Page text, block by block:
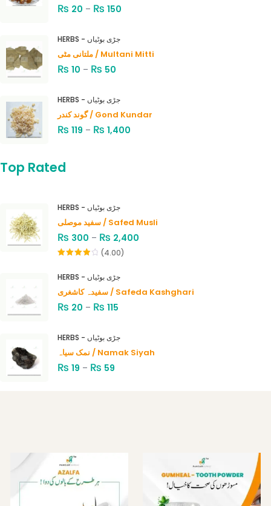
₨ 20 – ₨ 150
HERBS - جڑی بوٹیاں
ملتانی مٹی / Multani Mitti
₨ 10 – ₨ 50
HERBS - جڑی بوٹیاں
گوند کندر / Gond Kundar
₨ 119 – ₨ 1,400
Top Rated
HERBS - جڑی بوٹیاں
سفید موصلی / Safed Musli
₨ 300 – ₨ 2,400
of 5
(4.00)
HERBS - جڑی بوٹیاں
سفیدہ کاشغری / Safeda Kashghari
₨ 20 – ₨ 115
HERBS - جڑی بوٹیاں
نمک سیاہ / Namak Siyah
₨ 19 – ₨ 59